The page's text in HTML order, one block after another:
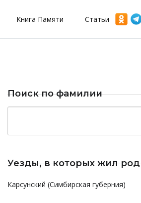
Книга Памяти Статьи
Поиск по фамилии
Уезды, в которых жил род
Карсунский (Симбирская губерния)